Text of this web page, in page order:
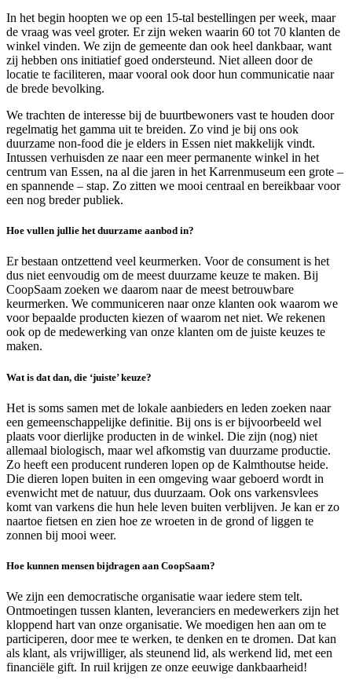
In het begin hoopten we op een 15-tal bestellingen per week, maar
de vraag was veel groter. Er zijn weken waarin 60 tot 70 klanten de
winkel vinden. We zijn de gemeente dan ook heel dankbaar, want
zij hebben ons initiatief goed ondersteund. Niet alleen door de
locatie te faciliteren, maar vooral ook door hun communicatie naar
de brede bevolking.
We trachten de interesse bij de buurtbewoners vast te houden door
regelmatig het gamma uit te breiden. Zo vind je bij ons ook
duurzame non-food die je elders in Essen niet makkelijk vindt.
Intussen verhuisden ze naar een meer permanente winkel in het
centrum van Essen, na al die jaren in het Karrenmuseum een grote –
en spannende – stap. Zo zitten we mooi centraal en bereikbaar voor
een nog breder publiek.
Hoe vullen jullie het duurzame aanbod in?
Er bestaan ontzettend veel keurmerken. Voor de consument is het
dus niet eenvoudig om de meest duurzame keuze te maken. Bij
CoopSaam zoeken we daarom naar de meest betrouwbare
keurmerken. We communiceren naar onze klanten ook waarom we
voor bepaalde producten kiezen of waarom net niet. We rekenen
ook op de medewerking van onze klanten om de juiste keuzes te
maken.
Wat is dat dan, die ‘juiste’ keuze?
Het is soms samen met de lokale aanbieders en leden zoeken naar
een gemeenschappelijke definitie. Bij ons is er bijvoorbeeld wel
plaats voor dierlijke producten in de winkel. Die zijn (nog) niet
allemaal biologisch, maar wel afkomstig van duurzame productie.
Zo heeft een producent runderen lopen op de Kalmthoutse heide.
Die dieren lopen buiten in een omgeving waar geboerd wordt in
evenwicht met de natuur, dus duurzaam. Ook ons varkensvlees
komt van varkens die hun hele leven buiten verblijven. Je kan er zo
naartoe fietsen en zien hoe ze wroeten in de grond of liggen te
zonnen bij mooi weer.
Hoe kunnen mensen bijdragen aan CoopSaam?
We zijn een democratische organisatie waar iedere stem telt.
Ontmoetingen tussen klanten, leveranciers en medewerkers zijn het
kloppend hart van onze organisatie. We moedigen hen aan om te
participeren, door mee te werken, te denken en te dromen. Dat kan
als klant, als vrijwilliger, als steunend lid, als werkend lid, met een
financiële gift. In ruil krijgen ze onze eeuwige dankbaarheid!